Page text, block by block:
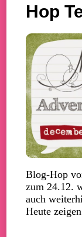
Hop
Blog-Hop
zum 24.12.
auch
Heute